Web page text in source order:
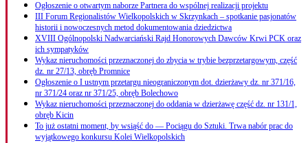
Ogłoszenie o otwartym naborze Partnera do wspólnej realizacji projektu
III Forum Regionalistów Wielkopolskich w Skrzynkach – spotkanie pasjonatów
historii i nowoczesnych metod dokumentowania dziedzictwa
XVIII Ogólnopolski Nadwarciański Rajd Honorowych Dawców Krwi PCK oraz
ich sympatyków
Wykaz nieruchomości przeznaczonej do zbycia w trybie bezprzetargowym, część
dz. nr 27/13, obręb Promnice
Ogłoszenie o I ustnym przetargu nieograniczonym dot. dzierżawy dz. nr 371/16,
nr 371/24 oraz nr 371/25, obręb Bolechowo
Wykaz nieruchomości przeznaczonej do oddania w dzierżawę część dz. nr 131/1,
obręb Kicin
To już ostatni moment, by wsiąść do — Pociągu do Sztuki. Trwa nabór prac do
wyjątkowego konkursu Kolei Wielkopolskich